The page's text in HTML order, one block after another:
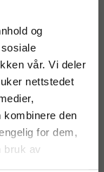
og
vår. Vi deler
nettstedet
kombinere den
for dem,
bruk av